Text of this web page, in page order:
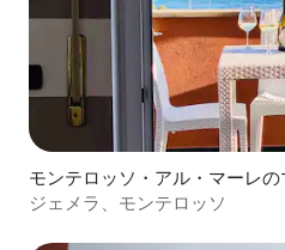
モンテロッソ・アル・マーレの
パート
ジェメラ、モンテロッソ